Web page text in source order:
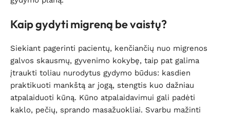
Kaip gydyti migreną be vaistų?
Siekiant pagerinti pacientų, kenčiančių nuo migrenos
galvos skausmų, gyvenimo kokybę, taip pat galima
įtraukti toliau nurodytus gydymo būdus: kasdien
praktikuoti mankštą ar jogą, stengtis kuo dažniau
atpalaiduoti kūną. Kūno atpalaidavimui gali padėti
kaklo, pečių, sprando masažuokliai. Svarbu mažinti